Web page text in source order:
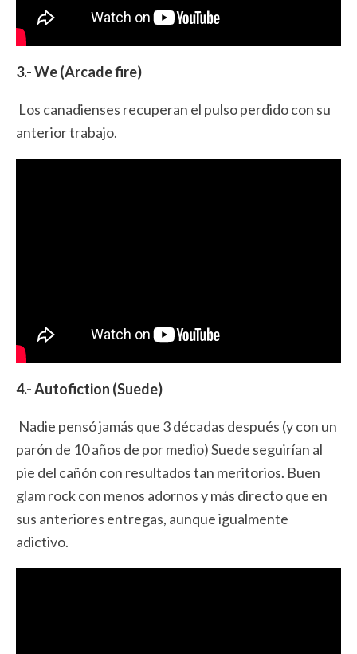
3.- We (Arcade fire)
Los canadienses recuperan el pulso perdido con su
anterior trabajo.
4.- Autofiction (Suede)
Nadie pensó jamás que 3 décadas después (y con un
parón de 10 años de por medio) Suede seguirían al
pie del cañón con resultados tan meritorios. Buen
glam rock con menos adornos y más directo que en
sus anteriores entregas, aunque igualmente
adictivo.